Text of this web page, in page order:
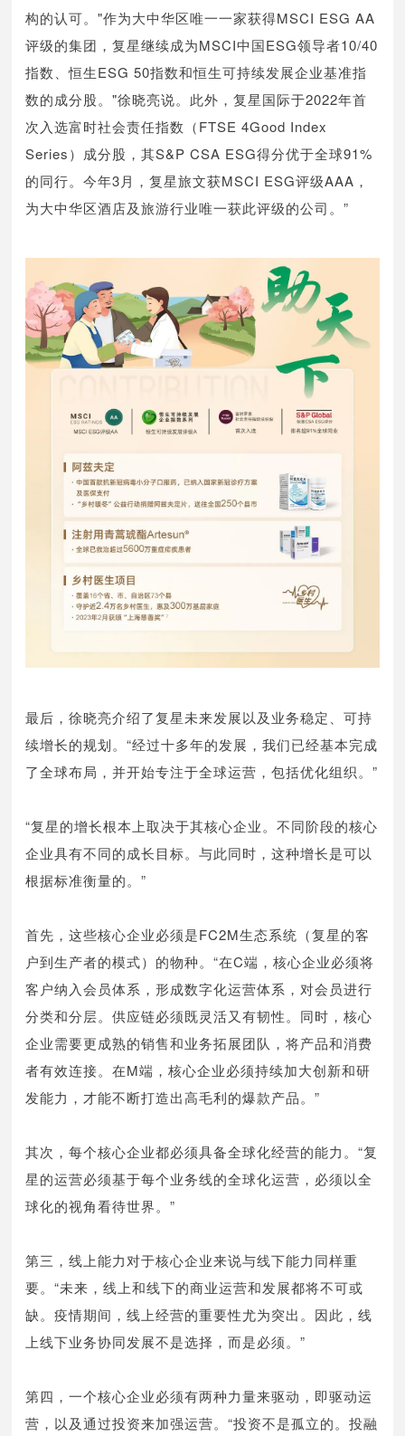
构的认可。"作为大中华区唯一一家获得MSCI ESG AA
评级的集团，复星继续成为MSCI中国ESG领导者10/40
指数、恒生ESG 50指数和恒生可持续发展企业基准指
数的成分股。"徐晓亮说。此外，复星国际于2022年首
次入选富时社会责任指数（FTSE 4Good Index
Series）成分股，其S&P CSA ESG得分优于全球91%
的同行。今年3月，复星旅文获MSCI ESG评级AAA，
为大中华区酒店及旅游行业唯一获此评级的公司。”
最后，徐晓亮介绍了复星未来发展以及业务稳定、可持
续增长的规划。“经过十多年的发展，我们已经基本完成
了全球布局，并开始专注于全球运营，包括优化组织。”
“复星的增长根本上取决于其核心企业。不同阶段的核心
企业具有不同的成长目标。与此同时，这种增长是可以
根据标准衡量的。”
首先，这些核心企业必须是FC2M生态系统（复星的客
户到生产者的模式）的物种。“在C端，核心企业必须将
客户纳入会员体系，形成数字化运营体系，对会员进行
分类和分层。供应链必须既灵活又有韧性。同时，核心
企业需要更成熟的销售和业务拓展团队，将产品和消费
者有效连接。在M端，核心企业必须持续加大创新和研
发能力，才能不断打造出高毛利的爆款产品。”
其次，每个核心企业都必须具备全球化经营的能力。“复
星的运营必须基于每个业务线的全球化运营，必须以全
球化的视角看待世界。”
第三，线上能力对于核心企业来说与线下能力同样重
要。“未来，线上和线下的商业运营和发展都将不可或
缺。疫情期间，线上经营的重要性尤为突出。因此，线
上线下业务协同发展不是选择，而是必须。”
第四，一个核心企业必须有两种力量来驱动，即驱动运
营，以及通过投资来加强运营。“投资不是孤立的。投融